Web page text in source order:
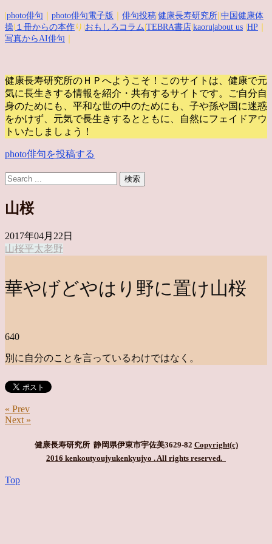
photo俳句 photo俳句電子版 俳句投稿 健康長寿研究所 中国健康体
操 １冊からの本作 り| おもしろコラム TEBRA書店 kaoru |about us HP
写真からAI俳句
健康長寿研究所のＨＰへようこそ！このサイトは、健康で元
気に長生きする情報を紹介・共有するサイトです。
ご自分自
身のためにも、平和な世の中のためにも、子や孫や国に迷惑
をかけず、元気で長生きするとともに、自然にフェイドアウ
トいたしましょう！
photo俳句を投稿する
山桜
2017年04月22日
山桜平太老野
華やげどやはり野に置け山桜
640
別に自分のことを言っているわけではなく。
« Prev
Next »
健康長寿研究所 静岡県伊東市宇佐美3629-82 Copyright(c)
2016 kenkoutyoujyukenkyujyo . All rights reserved.
Top